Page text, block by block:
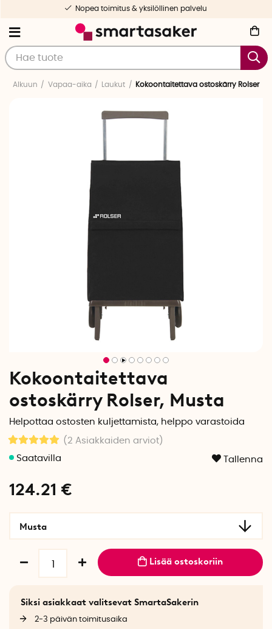
Nopea toimitus & yksilöllinen palvelu
Alkuun Vapaa-aika Laukut Kokoontaitettava ostoskärry Rolser
Kokoontaitettava
ostoskärry Rolser, Musta
Helpottaa ostosten kuljettamista, helppo varastoida
(2 Asiakkaiden arviot )
Tallenna
124.21 €
Musta
Lisää ostoskoriin
Siksi asiakkaat valitsevat SmartaSakerin
2-3 päivän toimitusaika